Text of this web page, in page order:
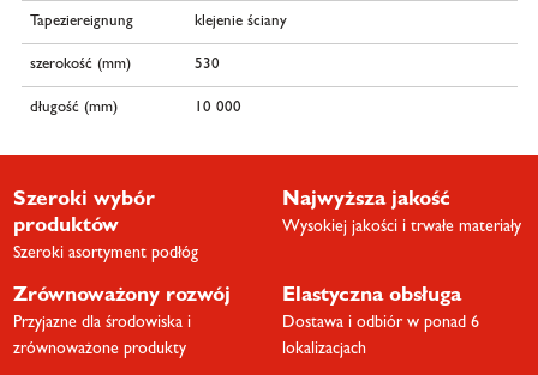
Tapeziereignung klejenie ściany
szerokość (mm) 530
długość (mm) 10 000
Szeroki wybór
produktów
Szeroki asortyment podłóg
Najwyższa jakość
Wysokiej jakości i trwałe materiały
Zrównoważony rozwój
Przyjazne dla środowiska i
zrównoważone produkty
Elastyczna obsługa
Dostawa i odbiór w ponad 6
lokalizacjach